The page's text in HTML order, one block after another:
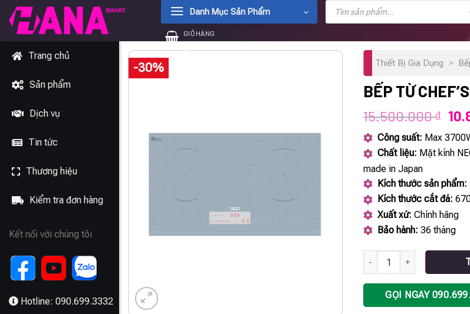
Chuyển
đến
dung
Danh Mục Sản Phẩm
Tìm
kiếm
phẩm
GIỎ HÀNG
0₫
Trang chủ
Sản phẩm
Dịch vụ
Tin tức
Thương hiệu
Kiểm tra đơn hàng
Kết nối với chúng tôi
Hotline: 090.699.3332
-30% Thiết Bị Gia Dụng >
BẾP TỪ
15.500.000₫
Giá
gốc
là:
Công suất: Max
Chất liệu: Mặt kính
made in Japan
Kích thước sản phẩm:
Kích thước cắt đá:
Xuất xứ: Chính hãng
Bảo hành: 36 tháng
Bếp từ Chef's EH-DIH666G
GỌI NGAY